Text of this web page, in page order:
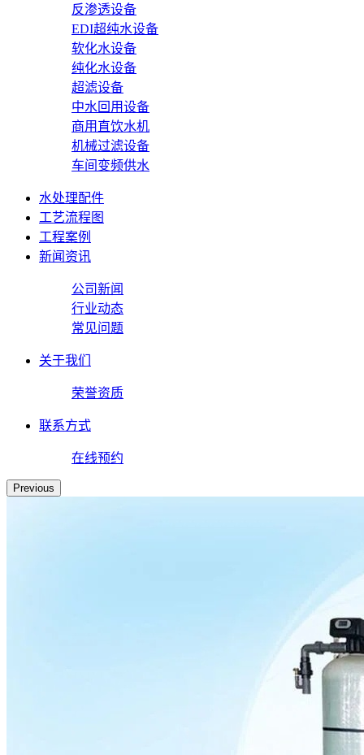
反渗透设备
EDI超纯水设备
软化水设备
纯化水设备
超滤设备
中水回用设备
商用直饮水机
机械过滤设备
车间变频供水
水处理配件
工艺流程图
工程案例
新闻资讯
公司新闻
行业动态
常见问题
关于我们
荣誉资质
联系方式
在线预约
Previous